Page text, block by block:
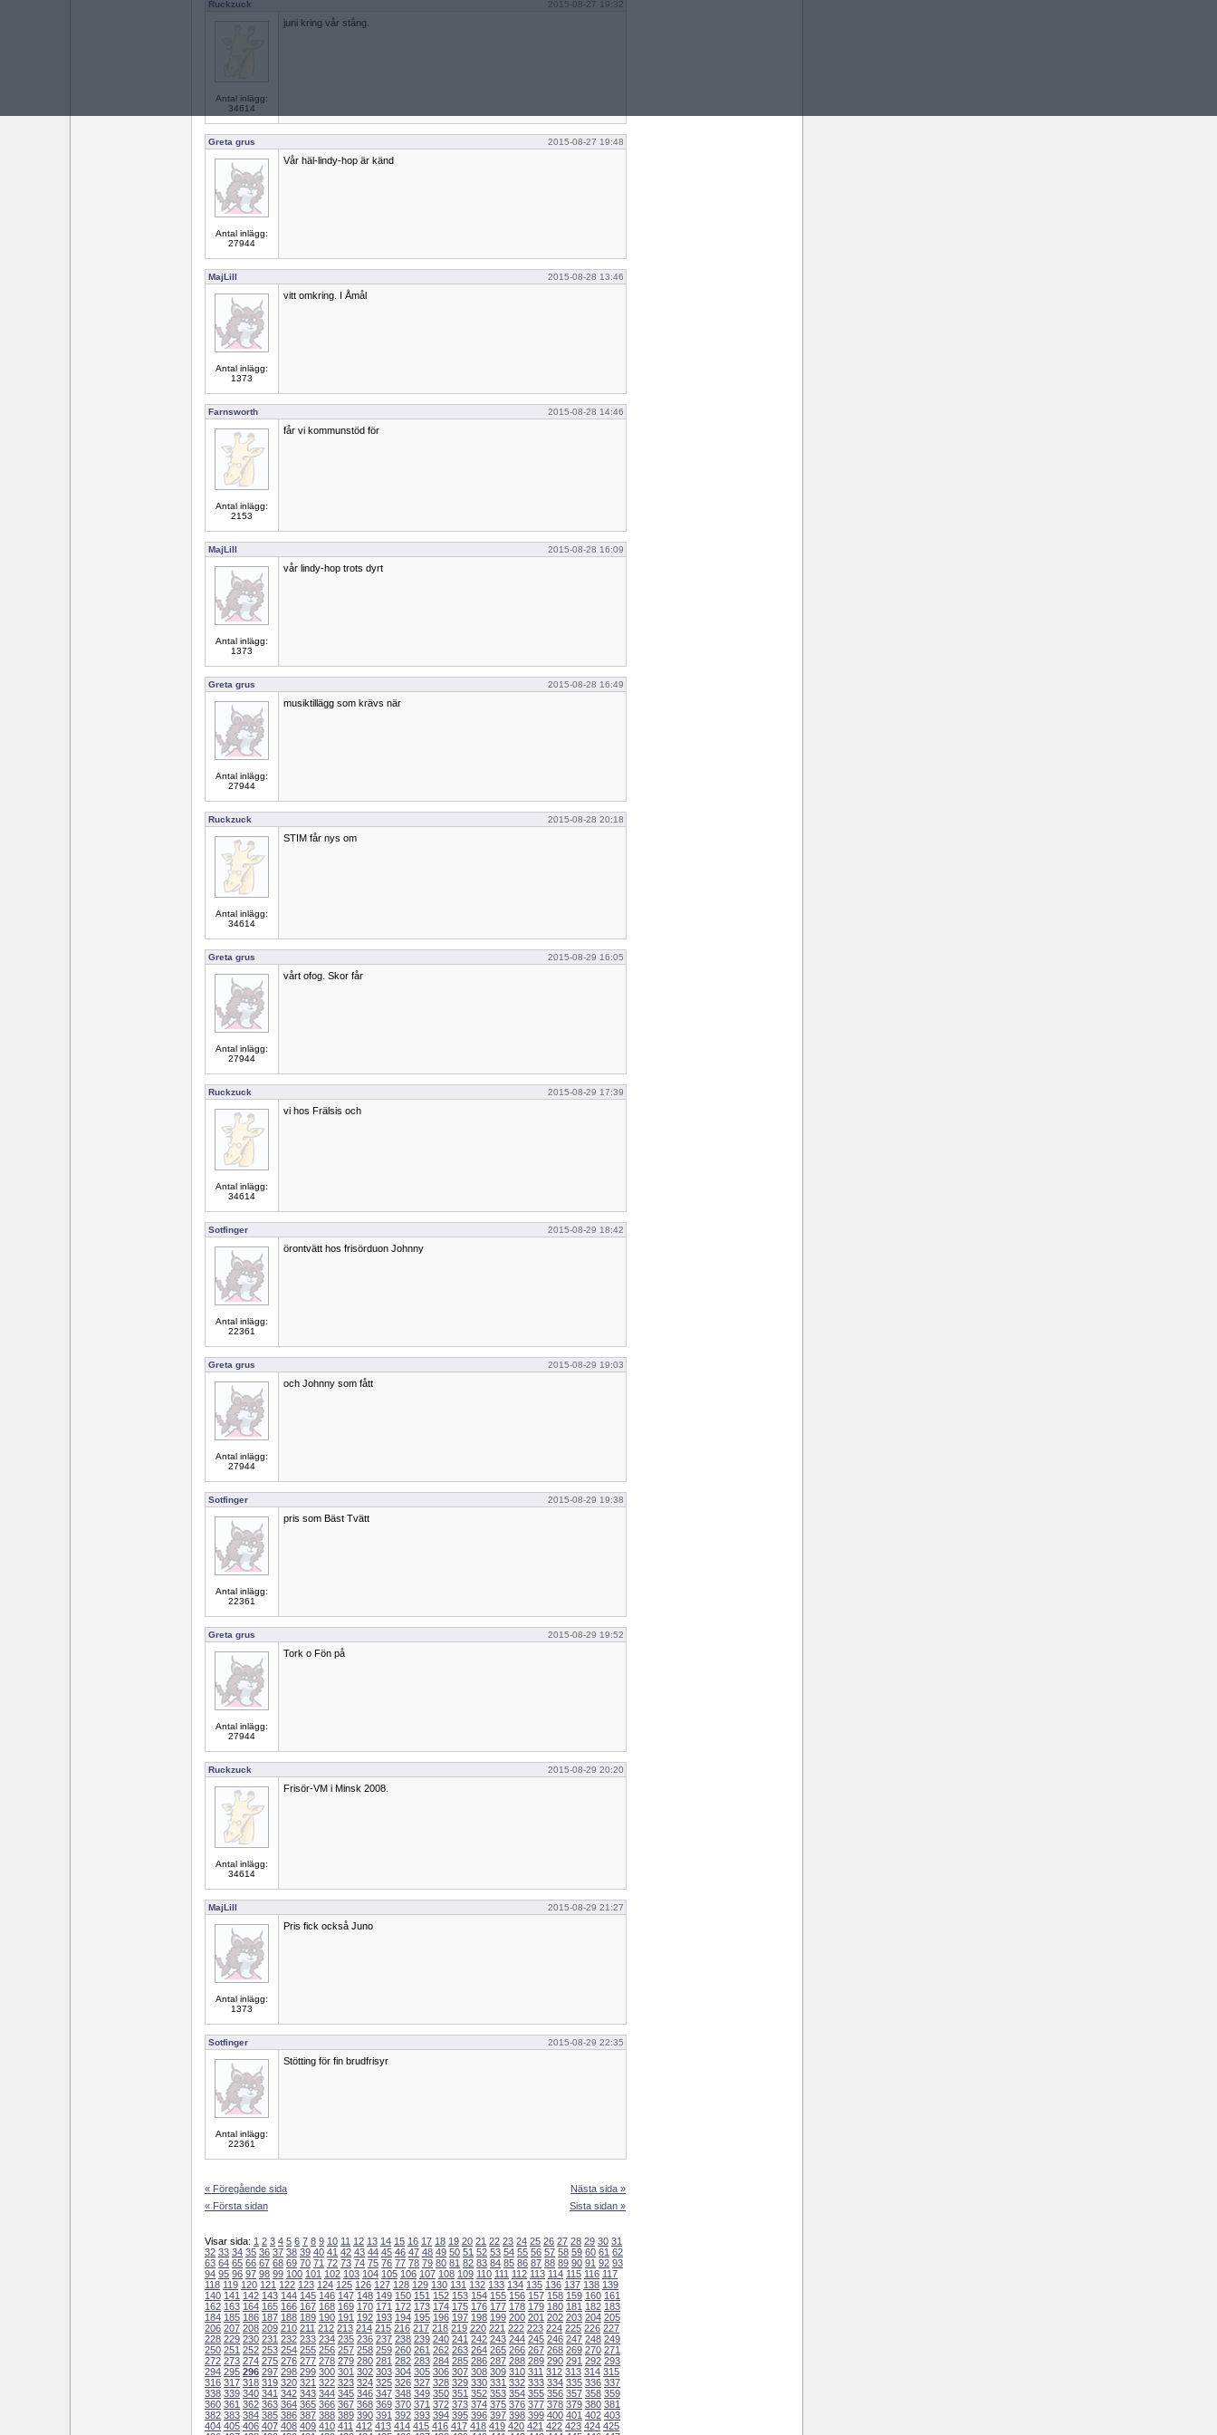
Ruckzuck 2015-08-27 19:32
Antal inlägg:
34614
juni kring vår stång.
Greta grus 2015-08-27 19:48
Antal inlägg:
27944
Vår häl-lindy-hop är känd
MajLill 2015-08-28 13:46
Antal inlägg:
1373
vitt omkring. I Åmål
Farnsworth 2015-08-28 14:46
Antal inlägg:
2153
får vi kommunstöd för
MajLill 2015-08-28 16:09
Antal inlägg:
1373
vår lindy-hop trots dyrt
Greta grus 2015-08-28 16:49
Antal inlägg:
27944
musiktillägg som krävs när
Ruckzuck 2015-08-28 20:18
Antal inlägg:
34614
STIM får nys om
Greta grus 2015-08-29 16:05
Antal inlägg:
27944
vårt ofog. Skor får
Ruckzuck 2015-08-29 17:39
Antal inlägg:
34614
vi hos Frälsis och
Sotfinger 2015-08-29 18:42
Antal inlägg:
22361
örontvätt hos frisörduon Johnny
Greta grus 2015-08-29 19:03
Antal inlägg:
27944
och Johnny som fått
Sotfinger 2015-08-29 19:38
Antal inlägg:
22361
pris som Bäst Tvätt
Greta grus 2015-08-29 19:52
Antal inlägg:
27944
Tork o Fön på
Ruckzuck 2015-08-29 20:20
Antal inlägg:
34614
Frisör-VM i Minsk 2008.
MajLill 2015-08-29 21:27
Antal inlägg:
1373
Pris fick också Juno
Sotfinger 2015-08-29 22:35
Antal inlägg:
22361
Stötting för fin brudfrisyr
« Föregående sida
« Första sidan
Nästa sida »
Sista sidan »
Visar sida: 1 2 3 4 5 6 7 8 9 10 11 12 13 14 15 16 17 18 19 20 21 22 23 24 25 26 27 28 29 30 31
32 33 34 35 36 37 38 39 40 41 42 43 44 45 46 47 48 49 50 51 52 53 54 55 56 57 58 59 60 61 62
63 64 65 66 67 68 69 70 71 72 73 74 75 76 77 78 79 80 81 82 83 84 85 86 87 88 89 90 91 92 93
94 95 96 97 98 99 100 101 102 103 104 105 106 107 108 109 110 111 112 113 114 115 116 117
118 119 120 121 122 123 124 125 126 127 128 129 130 131 132 133 134 135 136 137 138 139
140 141 142 143 144 145 146 147 148 149 150 151 152 153 154 155 156 157 158 159 160 161
162 163 164 165 166 167 168 169 170 171 172 173 174 175 176 177 178 179 180 181 182 183
184 185 186 187 188 189 190 191 192 193 194 195 196 197 198 199 200 201 202 203 204 205
206 207 208 209 210 211 212 213 214 215 216 217 218 219 220 221 222 223 224 225 226 227
228 229 230 231 232 233 234 235 236 237 238 239 240 241 242 243 244 245 246 247 248 249
250 251 252 253 254 255 256 257 258 259 260 261 262 263 264 265 266 267 268 269 270 271
272 273 274 275 276 277 278 279 280 281 282 283 284 285 286 287 288 289 290 291 292 293
294 295 296 297 298 299 300 301 302 303 304 305 306 307 308 309 310 311 312 313 314 315
316 317 318 319 320 321 322 323 324 325 326 327 328 329 330 331 332 333 334 335 336 337
338 339 340 341 342 343 344 345 346 347 348 349 350 351 352 353 354 355 356 357 358 359
360 361 362 363 364 365 366 367 368 369 370 371 372 373 374 375 376 377 378 379 380 381
382 383 384 385 386 387 388 389 390 391 392 393 394 395 396 397 398 399 400 401 402 403
404 405 406 407 408 409 410 411 412 413 414 415 416 417 418 419 420 421 422 423 424 425